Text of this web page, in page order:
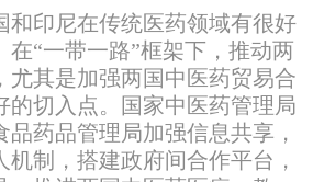
和印尼在传统医药领域有很好
在“一带一路”框架下，推动两
尤其是加强两国中医药贸易合
的切入点。国家中医药管理局
药品管理局加强信息共享，
机制，搭建政府间合作平台，